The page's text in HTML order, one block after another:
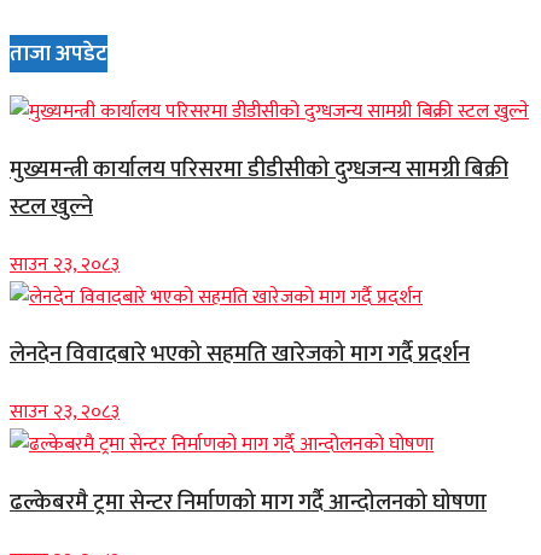
ताजा अपडेट
मुख्यमन्त्री कार्यालय परिसरमा डीडीसीको दुग्धजन्य सामग्री बिक्री
स्टल खुल्ने
साउन २३, २०८३
लेनदेन विवादबारे भएको सहमति खारेजको माग गर्दै प्रदर्शन
साउन २३, २०८३
ढल्केबरमै ट्रमा सेन्टर निर्माणको माग गर्दै आन्दोलनको घोषणा